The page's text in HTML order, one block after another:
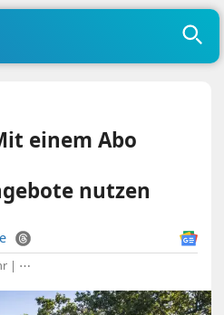
einem Abo
nutzen
| ⋯